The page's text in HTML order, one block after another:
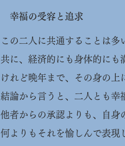
幸福の受容と追求
この二人に共通することは多
共に、経済的にも身体的にも
けれど晩年まで、その身の上
結論から言うと、二人とも幸
他者からの承認よりも、自身
何よりもそれを愉しんで表現